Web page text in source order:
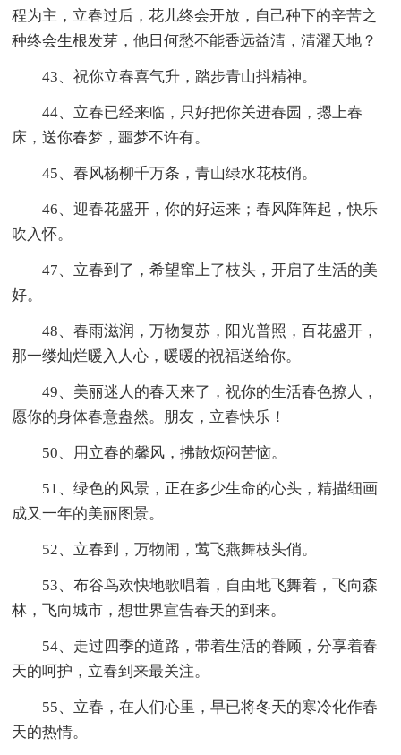
程为主，立春过后，花儿终会开放，自己种下的辛苦之
种终会生根发芽，他日何愁不能香远益清，清濯天地？
43、祝你立春喜气升，踏步青山抖精神。
44、立春已经来临，只好把你关进春园，摁上春
床，送你春梦，噩梦不许有。
45、春风杨柳千万条，青山绿水花枝俏。
46、迎春花盛开，你的好运来；春风阵阵起，快乐
吹入怀。
47、立春到了，希望窜上了枝头，开启了生活的美
好。
48、春雨滋润，万物复苏，阳光普照，百花盛开，
那一缕灿烂暖入人心，暖暖的祝福送给你。
49、美丽迷人的春天来了，祝你的生活春色撩人，
愿你的身体春意盎然。朋友，立春快乐！
50、用立春的馨风，拂散烦闷苦恼。
51、绿色的风景，正在多少生命的心头，精描细画
成又一年的美丽图景。
52、立春到，万物闹，莺飞燕舞枝头俏。
53、布谷鸟欢快地歌唱着，自由地飞舞着，飞向森
林，飞向城市，想世界宣告春天的到来。
54、走过四季的道路，带着生活的眷顾，分享着春
天的呵护，立春到来最关注。
55、立春，在人们心里，早已将冬天的寒冷化作春
天的热情。